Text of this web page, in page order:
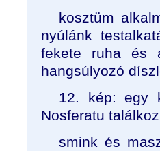
kosztüm
nyúlánk
fekete ruha és
hangsúlyozó
12. kép: egy
Nosferatu
smink és